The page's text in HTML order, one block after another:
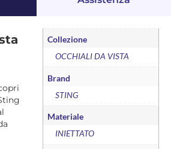
Collezione
OCCHIALI DA VISTA
Brand
STING
Materiale
INIETTATO